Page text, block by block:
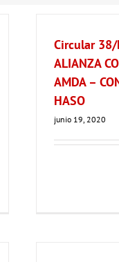
Circular
ALIANZA
AMDA –
HASO
junio 19, 2020